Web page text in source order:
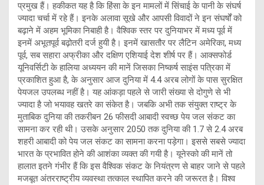
प्रमुख हैं। हकीकत यह है कि हिंसा के इन मामलों में सिंचाई के पानी के संघर्ष
ज्यादा चर्चा में रहे हैं। इनके अलावा सूखे और आपसी विवादों ने इन संघर्षों को
बढ़ाने में अहम भूमिका निबाही है। वैश्विक स्तर पर दुनियाभर में मध्य पूर्व में
इनमें अभूतपूर्व बढ़ोतरी दर्ज हुयी है। इनमें खासतौर पर लैटिन अमेरिका, मध्य
पूर्व, सब सहारा अफ्रीका और दक्षिण एशियाई देश शीर्ष पर हैं। आक्सफोर्ड
यूनिवर्सिटी के हालिया अध्ययन की मानें जिसका निष्कर्ष साइंस पत्रिका में
प्रकाशित हुआ है, के अनुसार आज दुनिया में 4.4 अरब लोगों के पास सुरक्षित
पेयजल उपलब्ध नहीं है। यह आंकड़ा पहले से जारी संख्या से दोगुणे से भी
ज्यादा है जो भयावह खतरे का संकेत है। जबकि अभी तक संयुक्त राष्ट्र के
मुताबिक दुनिया की तकरीबन 26 फीसदी आबादी स्वच्छ पेय जल संकट का
सामना कर रही थी। उसके अनुसार 2050 तक दुनिया की 1.7 से 2.4 अरब
शहरी आबादी को पेय जल संकट का सामना करना पड़ेगा। इससे सबसे ज्यादा
भारत के प्रभावित होने की आशंका व्यक्त की गयी है। यूनेस्को की मानें तो
हालात इतने गंभीर हैं कि इस वैश्विक संकट के नियंत्रण से बाहर जाने से पहले
मजबूत अंतरराष्ट्रीय व्यवस्था तत्काल स्थापित करने की जरूरत है। विश्व